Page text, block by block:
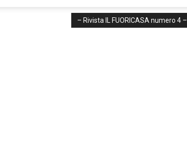
– Rivista IL FUORICASA numero 4 –